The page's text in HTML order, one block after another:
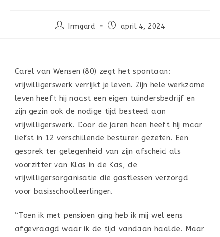
Irmgard april 4, 2024
Carel van Wensen (80) zegt het spontaan:
vrijwilligerswerk verrijkt je leven. Zijn hele werkzame
leven heeft hij naast een eigen tuindersbedrijf en
zijn gezin ook de nodige tijd besteed aan
vrijwilligerswerk. Door de jaren heen heeft hij maar
liefst in 12 verschillende besturen gezeten. Een
gesprek ter gelegenheid van zijn afscheid als
voorzitter van Klas in de Kas, de
vrijwilligersorganisatie die gastlessen verzorgd
voor basisschoolleerlingen.
“Toen ik met pensioen ging heb ik mij wel eens
afgevraagd waar ik de tijd vandaan haalde. Maar